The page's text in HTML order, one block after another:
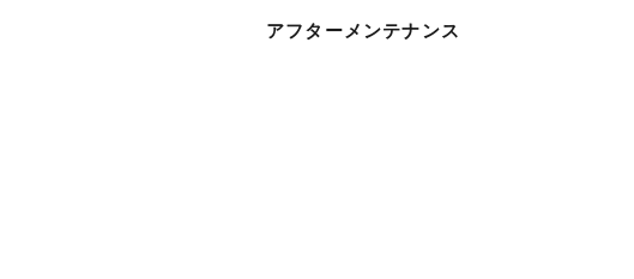
アフターメンテナンス